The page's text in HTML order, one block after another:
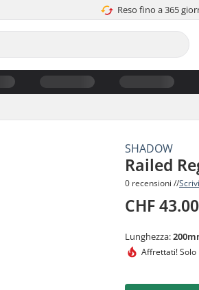
Reso fino a 365
SHADOW
Railed
0 recensioni //
CHF 43.00
Lunghezza:
Affrettati!Solo